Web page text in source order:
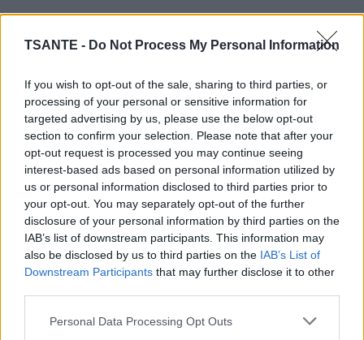
TSANTE - Do Not Process My Personal Information
If you wish to opt-out of the sale, sharing to third parties, or
processing of your personal or sensitive information for
targeted advertising by us, please use the below opt-out
section to confirm your selection. Please note that after your
opt-out request is processed you may continue seeing
interest-based ads based on personal information utilized by
us or personal information disclosed to third parties prior to
your opt-out. You may separately opt-out of the further
disclosure of your personal information by third parties on the
IAB’s list of downstream participants. This information may
also be disclosed by us to third parties on the IAB’s List of
Downstream Participants that may further disclose it to other
Personal Data Processing Opt Outs
Compresse froide :Trempez un chiffon propre dans
de l’eau froide et essorez-le légèrement. Appliquez
le chiffon sur les yeux pendant environ 10 à 15
minutes. Vous pouvez également utiliser des
sachets de thé vert réfrigérés à la place d’un chiffon.
Cuillères froides :
Placez deux cuillères en métal
jusqu’à ce qu’elles soient froides. Appliquez les